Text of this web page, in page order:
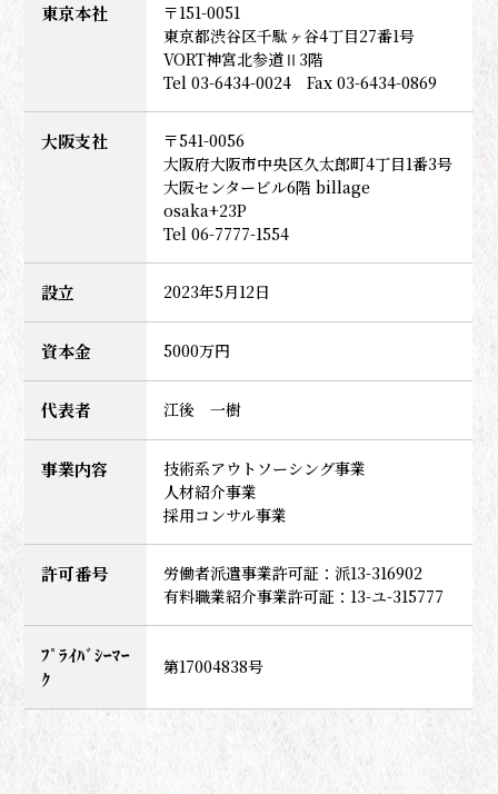
東京本社
〒151-0051
東京都渋谷区千駄ヶ谷4丁目27番1号
VORT神宮北参道Ⅱ3階
Tel 03-6434-0024 Fax 03-6434-0869
大阪支社
〒541-0056
大阪府大阪市中央区久太郎町4丁目1番3号
大阪センタービル6階 billage
osaka+23P
Tel 06-7777-1554
設立 2023年5月12日
資本金 5000万円
代表者 江後 一樹
事業内容
技術系アウトソーシング事業
人材紹介事業
採用コンサル事業
許可番号
労働者派遣事業許可証：派13-316902
有料職業紹介事業許可証：13-ユ-315777
ﾌﾟﾗｲﾊﾞｼｰﾏｰ
ｸ
第17004838号